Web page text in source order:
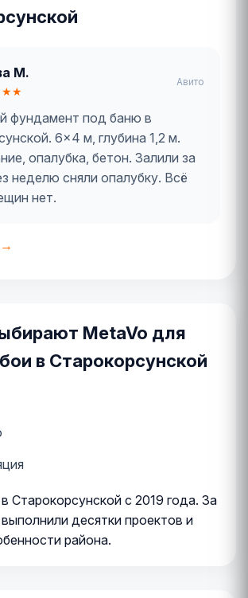
М.
Авито
фундамент под баню в
6×4 м, глубина 1,2 м.
опалубка, бетон. Залили за
неделю сняли опалубку. Всё
нет.
MetaVo для
в Старокорсунской
Старокорсунской с 2019 года. За
десятки проектов и
района.